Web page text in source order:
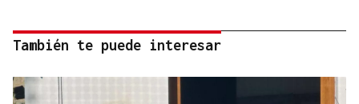
También te puede interesar